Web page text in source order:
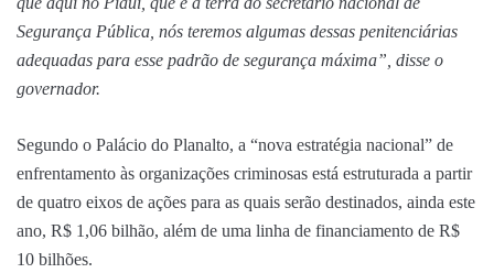
Segurança Pública, nós teremos algumas dessas penitenciárias
adequadas para esse padrão de segurança máxima”, disse o
governador.
Segundo o Palácio do Planalto, a “nova estratégia nacional” de
enfrentamento às organizações criminosas está estruturada a partir
de quatro eixos de ações para as quais serão destinados, ainda este
ano, R$ 1,06 bilhão, além de uma linha de financiamento de R$
10 bilhões.